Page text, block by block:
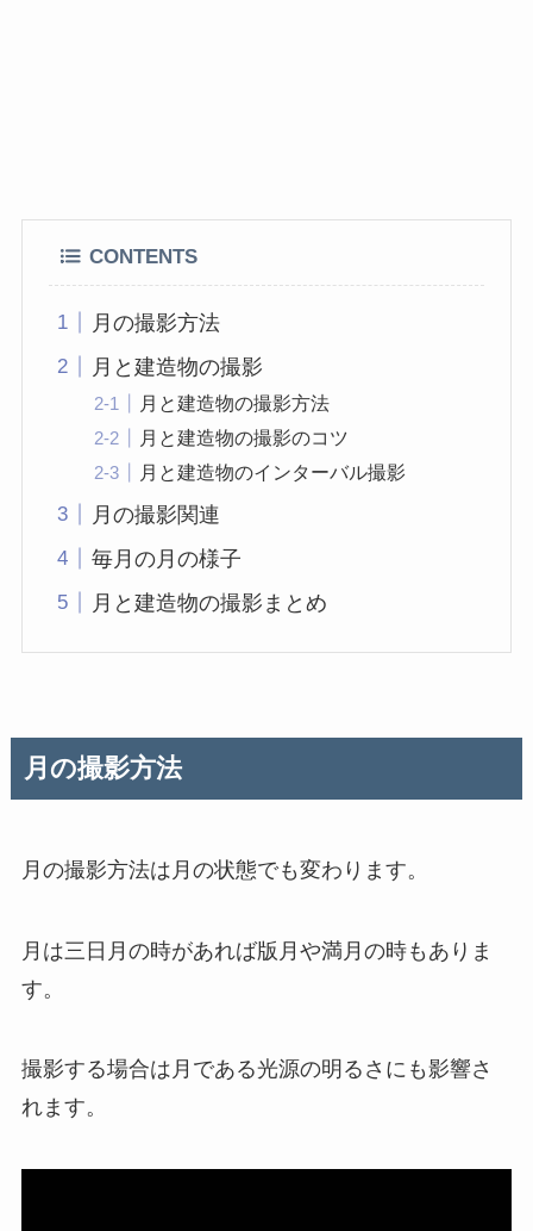
CONTENTS
月の撮影方法
月と建造物の撮影
月と建造物の撮影方法
月と建造物の撮影のコツ
月と建造物のインターバル撮影
月の撮影関連
毎月の月の様子
月と建造物の撮影まとめ
月の撮影方法
月の撮影方法は月の状態でも変わります。
月は三日月の時があれば版月や満月の時もありま
す。
撮影する場合は月である光源の明るさにも影響さ
れます。